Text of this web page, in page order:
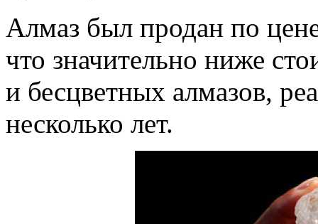
Алмаз был продан по
что значительно ниже
и бесцветных алмазов,
несколько лет.